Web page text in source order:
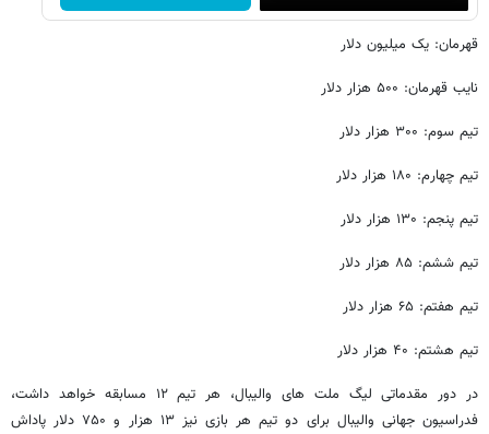
قهرمان: یک میلیون دلار
نایب قهرمان: ۵۰۰ هزار دلار
تیم سوم: ۳۰۰ هزار دلار
تیم چهارم: ۱۸۰ هزار دلار
تیم پنجم: ۱۳۰ هزار دلار
تیم ششم: ۸۵ هزار دلار
تیم هفتم: ۶۵ هزار دلار
تیم هشتم: ۴۰ هزار دلار
در دور مقدماتی لیگ ملت های والیبال، هر تیم ۱۲ مسابقه خواهد داشت،
فدراسیون جهانی والیبال برای دو تیم‌ هر بازی نیز ۱۳ هزار و ۷۵۰ دلار پاداش